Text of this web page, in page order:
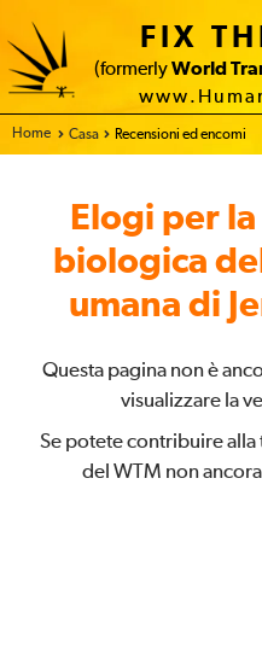
FIX
(formerly World
Home Casa Recensioni ed encomi
Elogi per
biologica
umana di
Questa pagina non è
visualizzare la
Se potete contribuire
del WTM non